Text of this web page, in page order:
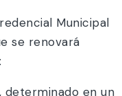
Municipal
se renovará
determinado en un